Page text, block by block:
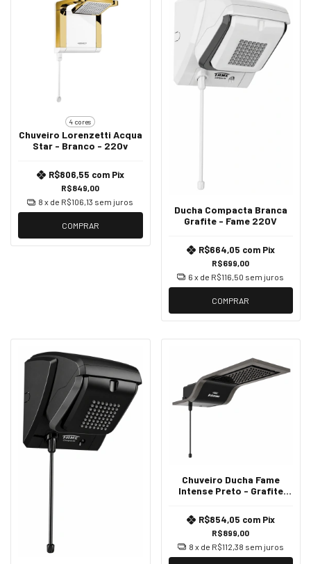
4 cores
Chuveiro Lorenzetti Acqua
Star - Branco - 220v
R$849,00
R$806,55 com Pix
8 x de R$106,13 sem juros
COMPRAR
Ducha Compacta Branca
Grafite - Fame 220V
R$699,00
R$664,05 com Pix
6 x de R$116,50 sem juros
COMPRAR
Chuveiro Ducha Fame
Intense Preto - Grafite
R$899,00
R$854,05 com Pix
8 x de R$112,38 sem juros